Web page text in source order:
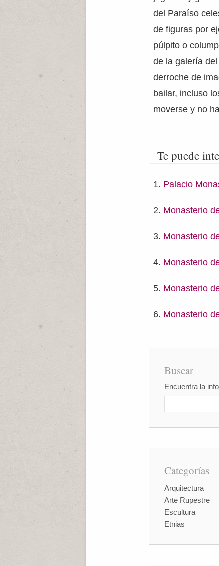
del Paraíso
de figuras por
púlpito o
de la galería
derroche de
bailar, incluso
moverse y no
Te puede
Palacio
Monasterio
Monasterio
Monasterio
Monasterio
Monasterio
Buscar
Encuentra la
Categorías
Arquitectura
Arte Rupestre
Escultura
Etnias